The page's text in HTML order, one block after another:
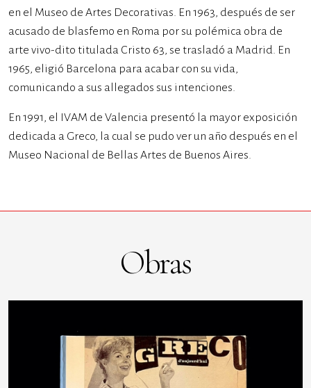
en el Museo de Artes Decorativas. En 1963, después de ser
acusado de blasfemo en Roma por su polémica obra de
arte vivo-dito titulada Cristo 63, se trasladó a Madrid. En
1965, eligió Barcelona para acabar con su vida,
comunicando a sus allegados sus intenciones.
En 1991, el IVAM de Valencia presentó la mayor exposición
dedicada a Greco, la cual se pudo ver un año después en el
Museo Nacional de Bellas Artes de Buenos Aires.
Obras